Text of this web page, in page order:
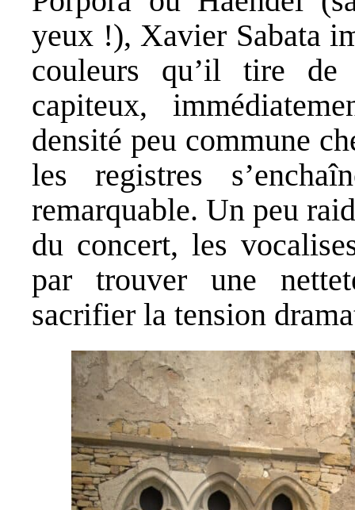
yeux !), Xavier Sabata
couleurs qu’il tire de
capiteux,
densité peu commune
les registres
remarquable. Un peu
du concert, les
par trouver une
sacrifier la tension